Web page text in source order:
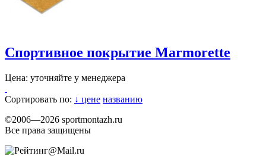
Спортивное покрытие Marmorette
Цена: уточняйте у менеджера
Сортировать по: ↓ цене названию
©2006—2026 sportmontazh.ru
Все права защищены